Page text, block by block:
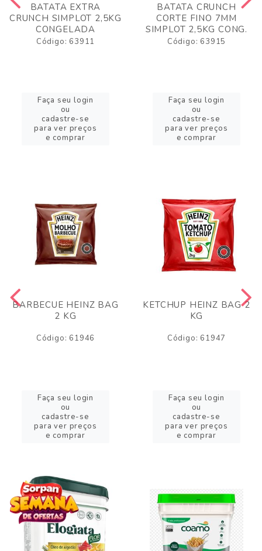
BATATA EXTRA
CRUNCH SIMPLOT 2,5KG
CONGELADA
Código: 63911
Faça seu login
ou
cadastre-se
para ver preços
e comprar
BATATA CRUNCH
CORTE FINO 7MM
SIMPLOT 2,5KG CONG.
Código: 63915
Faça seu login
ou
cadastre-se
para ver preços
e comprar
BARBECUE HEINZ BAG
2 KG
Código: 61946
Faça seu login
ou
cadastre-se
para ver preços
e comprar
KETCHUP HEINZ BAG 2
KG
Código: 61947
Faça seu login
ou
cadastre-se
para ver preços
e comprar